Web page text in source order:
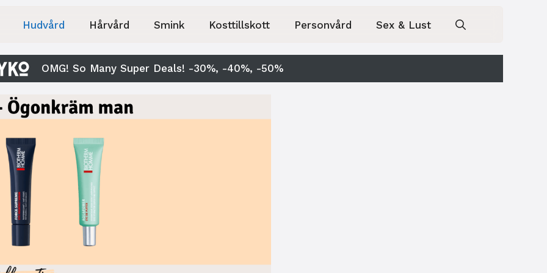
Hudvård Hårvård Smink Kosttillskott Personvård Sex & Lust
OMG! So Many Super Deals! -30%, -40%, -50%